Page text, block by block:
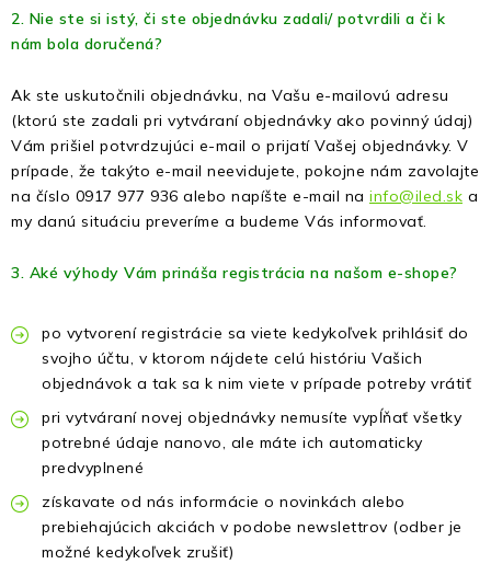
Fotopasce
Termovízie a nočné videnia
Tip na darček
O nás Veľkoobchod
Obchodné podmienky
2. Nie ste si istý, či ste objednávku zadali/ potvrdili a či k
nám bola doručená?
Ak ste uskutočnili objednávku, na Vašu e-mailovú adresu
(ktorú ste zadali pri vytváraní objednávky ako povinný údaj)
Vám prišiel potvrdzujúci e-mail o prijatí Vašej objednávky. V
prípade, že takýto e-mail neevidujete, pokojne nám zavolajte
na číslo 0917 977 936 alebo napíšte e-mail na info@iled.sk a
my danú situáciu preveríme a budeme Vás informovať.
3. Aké výhody Vám prináša registrácia na našom e-shope?
po vytvorení registrácie sa viete kedykoľvek prihlásiť do
svojho účtu, v ktorom nájdete celú históriu Vašich
objednávok a tak sa k nim viete v prípade potreby vrátiť
pri vytváraní novej objednávky nemusíte vypĺňať všetky
potrebné údaje nanovo, ale máte ich automaticky
predvyplnené
získavate od nás informácie o novinkách alebo
prebiehajúcich akciách v podobe newslettrov (odber je
možné kedykoľvek zrušiť)